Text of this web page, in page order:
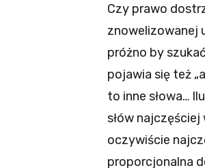
Czy prawo
znowelizowanej
próżno by
pojawia się też
to inne słowa…
słów
oczywiście
proporcjonalna